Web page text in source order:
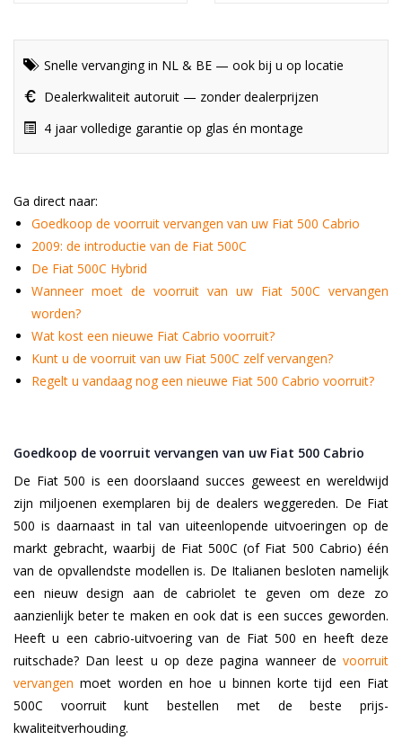
Snelle vervanging in NL & BE — ook bij u op locatie
Dealerkwaliteit autoruit — zonder dealerprijzen
4 jaar volledige garantie op glas én montage
Ga direct naar:
Goedkoop de voorruit vervangen van uw Fiat 500 Cabrio
2009: de introductie van de Fiat 500C
De Fiat 500C Hybrid
Wanneer moet de voorruit van uw Fiat 500C vervangen
worden?
Wat kost een nieuwe Fiat Cabrio voorruit?
Kunt u de voorruit van uw Fiat 500C zelf vervangen?
Regelt u vandaag nog een nieuwe Fiat 500 Cabrio voorruit?
Goedkoop de voorruit vervangen van uw Fiat 500 Cabrio
De Fiat 500 is een doorslaand succes geweest en wereldwijd
zijn miljoenen exemplaren bij de dealers weggereden. De Fiat
500 is daarnaast in tal van uiteenlopende uitvoeringen op de
markt gebracht, waarbij de Fiat 500C (of Fiat 500 Cabrio) één
van de opvallendste modellen is. De Italianen besloten namelijk
een nieuw design aan de cabriolet te geven om deze zo
aanzienlijk beter te maken en ook dat is een succes geworden.
Heeft u een cabrio-uitvoering van de Fiat 500 en heeft deze
ruitschade? Dan leest u op deze pagina wanneer de voorruit
vervangen moet worden en hoe u binnen korte tijd een Fiat
500C voorruit kunt bestellen met de beste prijs-
kwaliteitverhouding.